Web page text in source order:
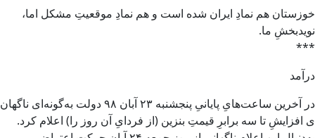
خوزستان هم نمادِ ایران شده است و هم نمادِ موقعیتِ مشکل اما،
نویدبخشِ ما.
***
درآمد
در آخرین ساعت‌هایِ پایانیِ پنجشنبه ۲۳ آبان ۹۸ دولت به‌گونه‌ای ناگهان
ی افزایشِ تا سه برابرِ قیمتِ بنزین (از فردایِ آن روز را) اعلام کرد.